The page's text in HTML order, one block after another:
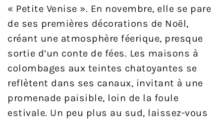
« Petite Venise ». En novembre, elle se pare
de ses premières décorations de Noël,
créant une atmosphère féerique, presque
sortie d’un conte de fées. Les maisons à
colombages aux teintes chatoyantes se
reflètent dans ses canaux, invitant à une
promenade paisible, loin de la foule
estivale. Un peu plus au sud, laissez-vous